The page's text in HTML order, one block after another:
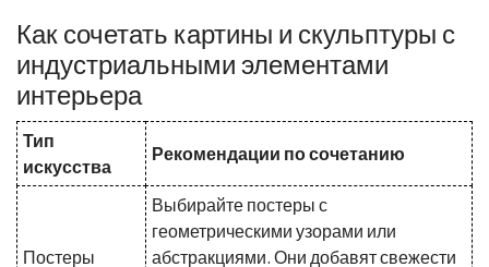
Как сочетать картины и скульптуры с
индустриальными элементами
интерьера
Тип
искусства
Рекомендации по сочетанию
Постеры
Выбирайте постеры с
геометрическими узорами или
абстракциями. Они добавят свежести